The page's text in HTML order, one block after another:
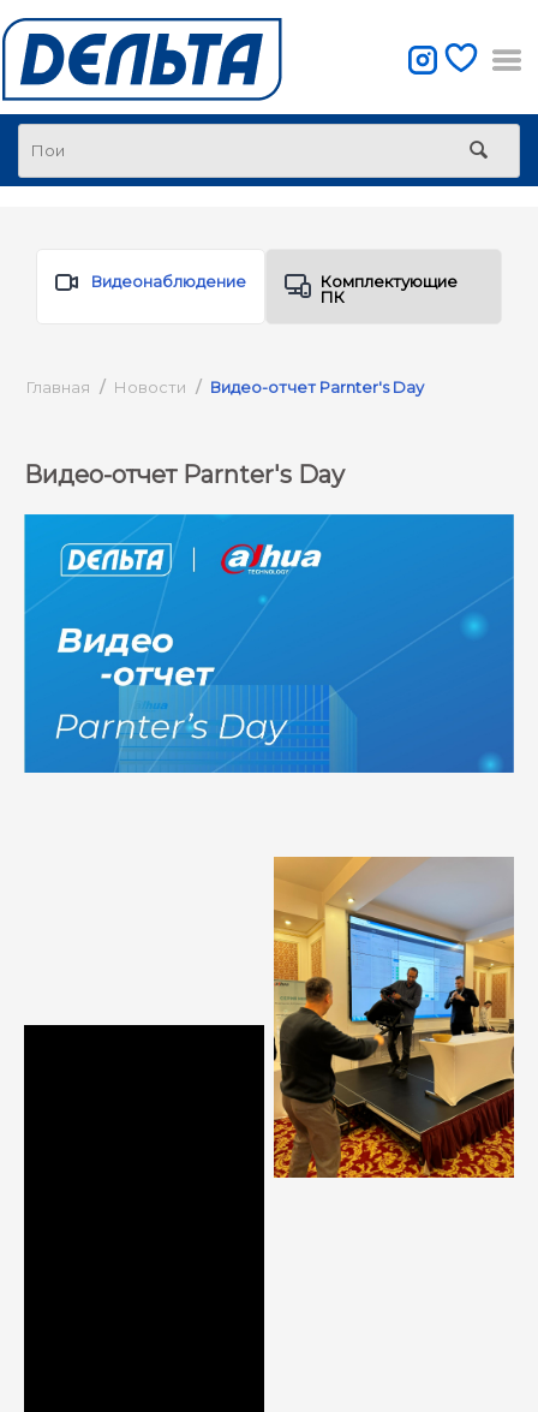
Видеонаблюдение
Комплектующие
ПК
Главная / Новости / Видео-отчет Parnter's Day
Видео-отчет Parnter's Day